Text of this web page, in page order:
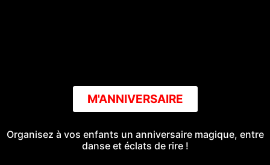
M'ANNIVERSAIRE
Organisez à vos enfants un anniversaire magique, entre
danse et éclats de rire !